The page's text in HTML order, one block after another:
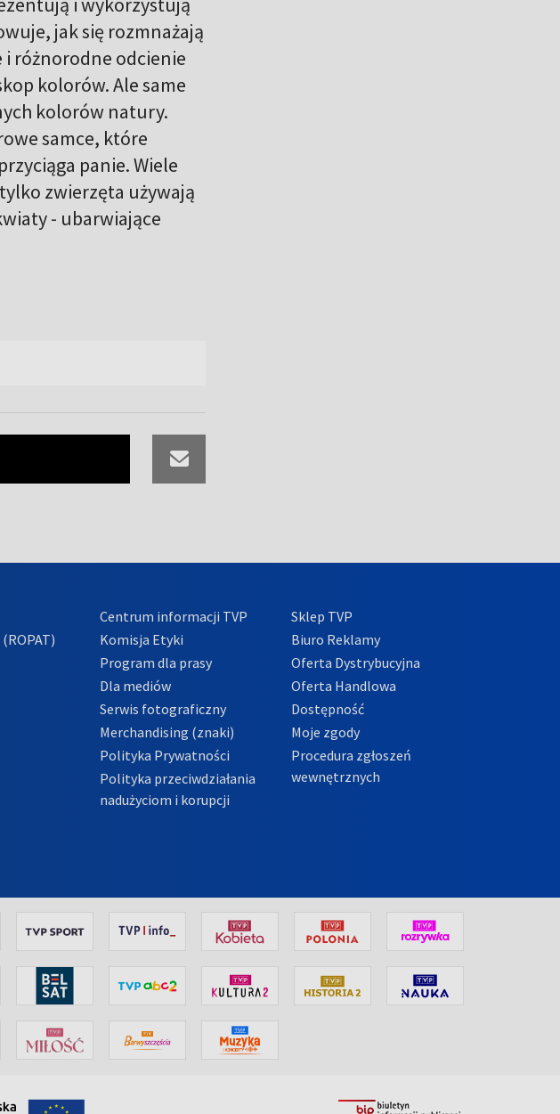
jak się rozmnażają
i różnorodne odcienie
kolorów. Ale same
kolorów natury.
samce, które
panie. Wiele
zwierzęta używają
- ubarwiające
Centrum informacji TVP
Komisja Etyki
Program dla prasy
Dla mediów
Serwis fotograficzny
Merchandising (znaki)
Polityka Prywatności
Polityka przeciwdziałania
nadużyciom i korupcji
Sklep TVP
Biuro Reklamy
Oferta Dystrybucyjna
Oferta Handlowa
Dostępność
Moje zgody
Procedura zgłoszeń
wewnętrznych